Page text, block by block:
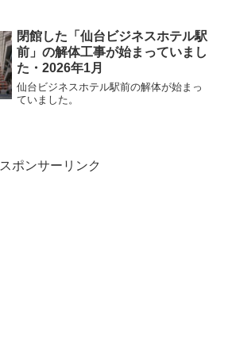
閉館した「仙台ビジネスホテル駅
前」の解体工事が始まっていまし
た・2026年1月
仙台ビジネスホテル駅前の解体が始まっ
ていました。
スポンサーリンク